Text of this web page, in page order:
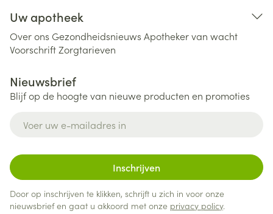
Uw apotheek
Over ons Gezondheidsnieuws Apotheker van wacht
VoorschriftZorgtarieven
Nieuwsbrief
Blijf op de hoogte van nieuwe producten en promoties
Inschrijven
Door op inschrijven te klikken, schrijft u zich in voor onze
nieuwsbrief en gaat u akkoord met onze privacy policy.